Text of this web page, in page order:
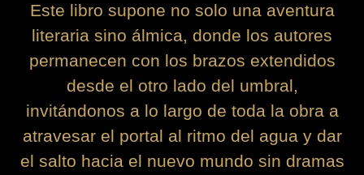
Este libro supone no solo una aventura
literaria sino álmica, donde los autores
permanecen con los brazos extendidos
desde el otro lado del umbral,
invitándonos a lo largo de toda la obra a
atravesar el portal al ritmo del agua y dar
el salto hacia el nuevo mundo sin dramas